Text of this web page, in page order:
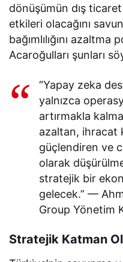
dönüşümün dış
etkileri olacağını
bağımlılığını
Acaroğulları şunları
“Yapay zeka
yalnızca
artırmakla
azaltan, ihracat
güçlendiren ve
olarak
stratejik bir
gelecek.” —
Group Yönetim
Stratejik Katman